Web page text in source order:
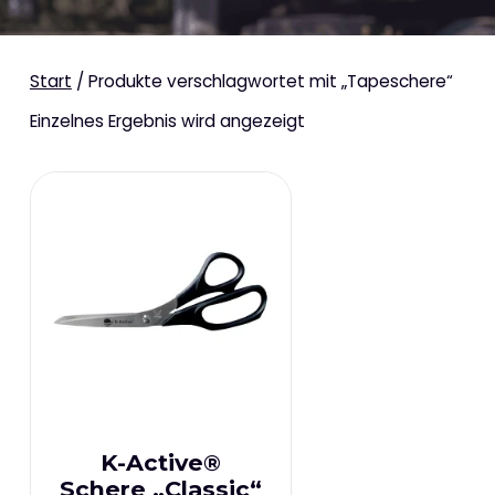
Start / Produkte verschlagwortet mit „Tapeschere“
Einzelnes Ergebnis wird angezeigt
K-Active®
Schere „Classic“